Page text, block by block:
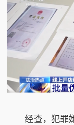
经查，犯罪嫌